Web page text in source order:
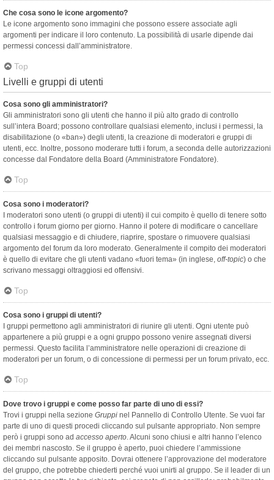
Che cosa sono le icone argomento?
Le icone argomento sono immagini che possono essere associate agli
argomenti per indicare il loro contenuto. La possibilità di usarle dipende dai
permessi concessi dall’amministratore.
Top
Livelli e gruppi di utenti
Cosa sono gli amministratori?
Gli amministratori sono gli utenti che hanno il più alto grado di controllo
sull’intera Board; possono controllare qualsiasi elemento, inclusi i permessi, la
disabilitazione (o «ban») degli utenti, la creazione di moderatori e gruppi di
utenti, ecc. Inoltre, possono moderare tutti i forum, a seconda delle autorizzazioni
concesse dal Fondatore della Board (Amministratore Fondatore).
Top
Cosa sono i moderatori?
I moderatori sono utenti (o gruppi di utenti) il cui compito è quello di tenere sotto
controllo i forum giorno per giorno. Hanno il potere di modificare o cancellare
qualsiasi messaggio e di chiudere, riaprire, spostare o rimuovere qualsiasi
argomento del forum da loro moderato. Generalmente il compito dei moderatori
è quello di evitare che gli utenti vadano «fuori tema» (in inglese, off-topic) o che
scrivano messaggi oltraggiosi ed offensivi.
Top
Cosa sono i gruppi di utenti?
I gruppi permettono agli amministratori di riunire gli utenti. Ogni utente può
appartenere a più gruppi e a ogni gruppo possono venire assegnati diversi
permessi. Questo facilita l’amministratore nelle operazioni di creazione di
moderatori per un forum, o di concessione di permessi per un forum privato, ecc.
Top
Dove trovo i gruppi e come posso far parte di uno di essi?
Trovi i gruppi nella sezione Gruppi nel Pannello di Controllo Utente. Se vuoi far
parte di uno di questi procedi cliccando sul pulsante appropriato. Non sempre
però i gruppi sono ad accesso aperto. Alcuni sono chiusi e altri hanno l’elenco
dei membri nascosto. Se il gruppo è aperto, puoi chiedere l’ammissione
cliccando sul pulsante apposito. Dovrai ottenere l’approvazione del moderatore
del gruppo, che potrebbe chiederti perché vuoi unirti al gruppo. Se il leader di un